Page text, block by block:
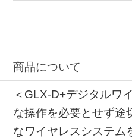
商品について
＜GLX-D+デジタルワ
な操作を必要とせず途
なワイヤレスシステム